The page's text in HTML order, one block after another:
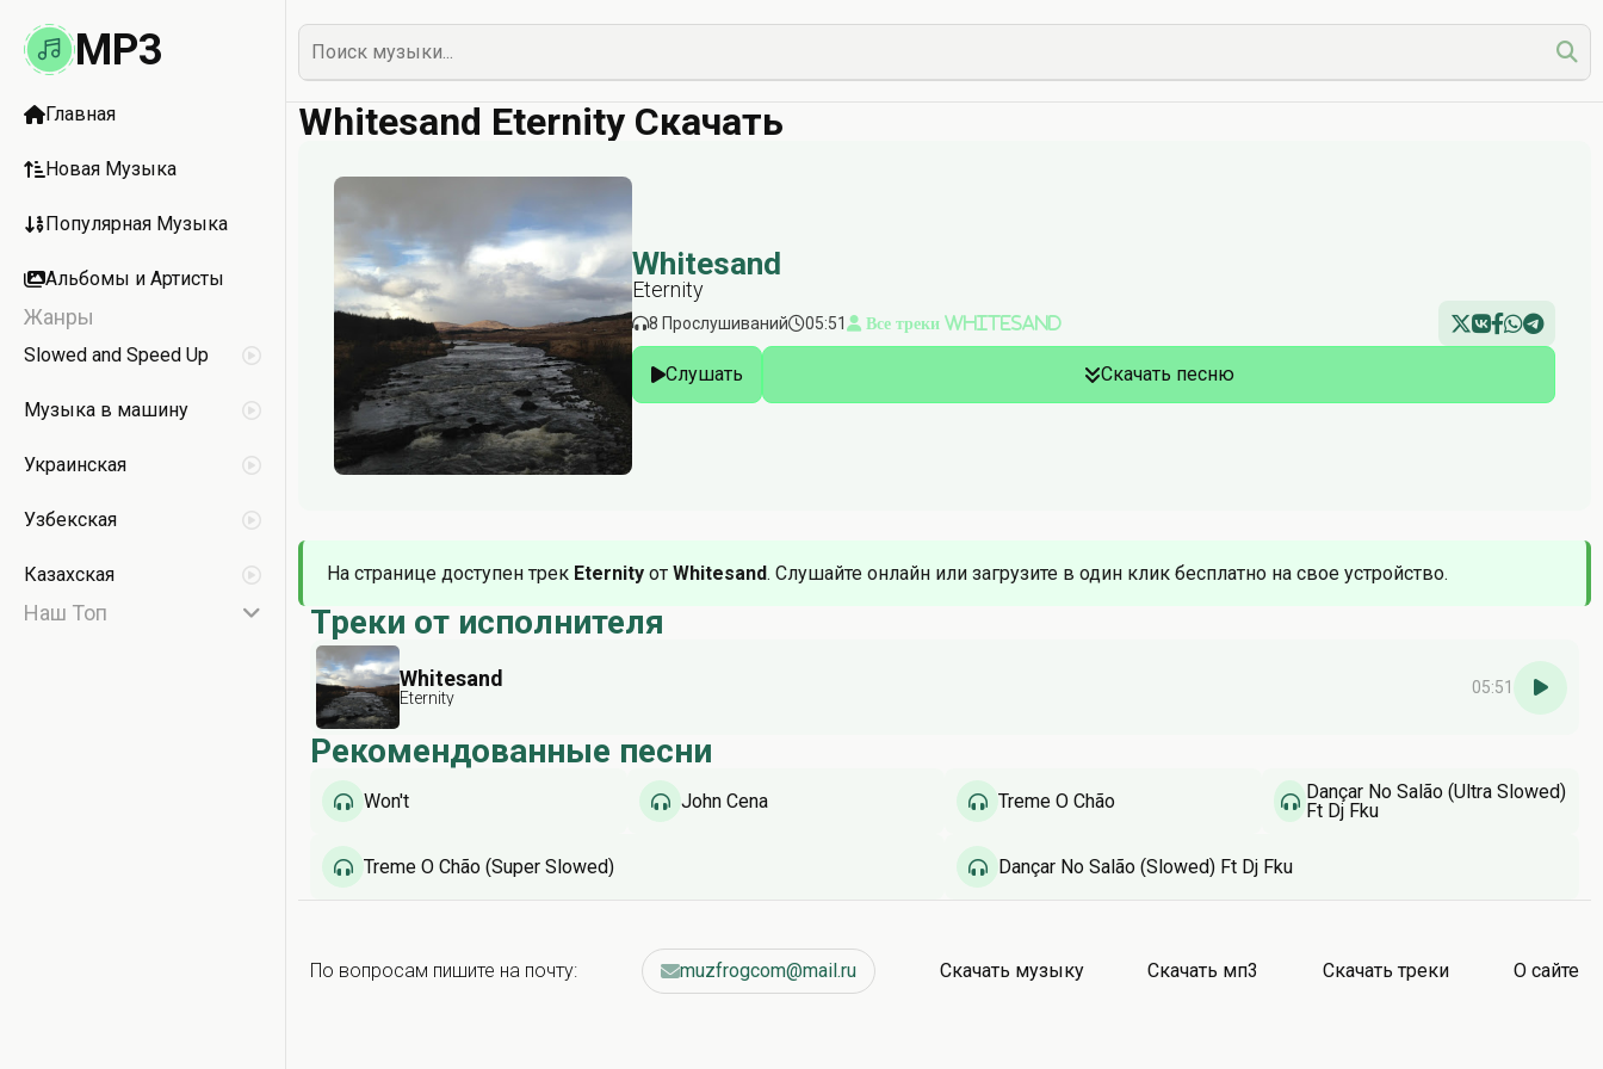
MP3
Главная
Новая Музыка
Популярная Музыка
Альбомы и Артисты
Жанры
Slowed and Speed Up
Музыка в машину
Украинская
Узбекская
Казахская
Наш Топ
Whitesand Eternity Скачать
Whitesand
Eternity
8 Прослушиваний 05:51 Все треки Whitesand
Слушать Скачать песню
На странице доступен трек Eternity от Whitesand. Слушайте онлайн или загрузите в один клик бесплатно на свое устройство.
Треки от исполнителя
Whitesand
Eternity
05:51
Рекомендованные песни
Won't John Cena Treme O Chão
Dançar No Salão (Ultra Slowed)
Ft Dj Fku
Treme O Chão (Super Slowed) Dançar No Salão (Slowed) Ft Dj Fku
По вопросам пишите на почту: muzfrogcom@mail.ru Скачать музыку Скачать мп3 Скачать треки О сайте